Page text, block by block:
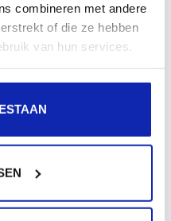
combineren met andere
of die ze hebben
van hun services.
DNS record?
zijn om SSL-